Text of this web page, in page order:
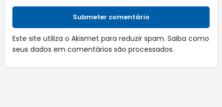
Submeter comentário
Este site utiliza o Akismet para reduzir spam. Saiba como
seus dados em comentários são processados.